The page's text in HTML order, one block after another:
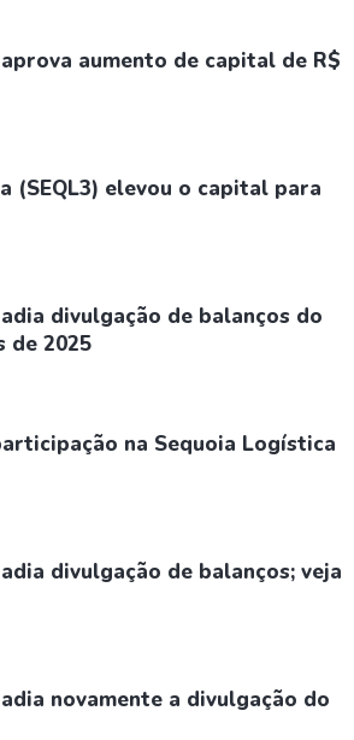
aprova aumento de capital de R$
(SEQL3) elevou o capital para
adia divulgação de balanços do
de 2025
na Sequoia Logística
divulgação de balanços; veja
novamente a divulgação do